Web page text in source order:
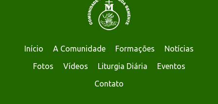
Início A Comunidade Formações
Notícias
Fotos
Vídeos Liturgia Diária
Eventos
Contato